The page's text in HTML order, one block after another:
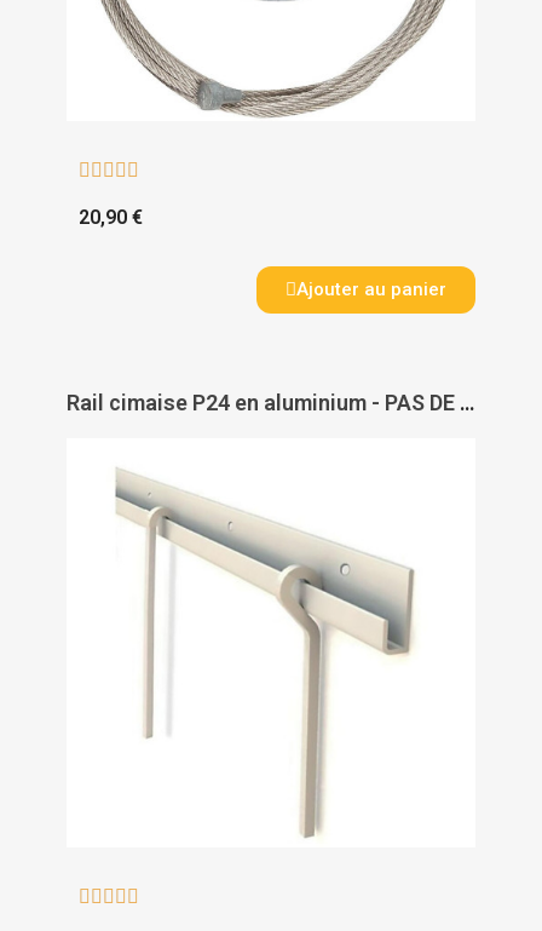
    
20,90 €
Ajouter au panier
Rail cimaise P24 en aluminium - PAS DE MARQUE
    